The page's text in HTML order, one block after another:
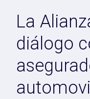
La
diálogo